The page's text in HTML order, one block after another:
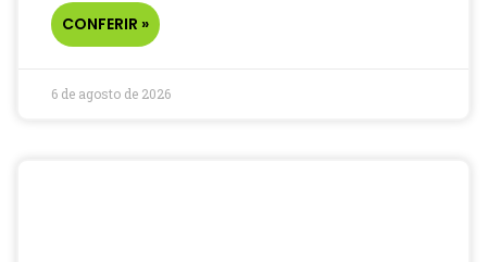
CONFERIR »
6 de agosto de 2026